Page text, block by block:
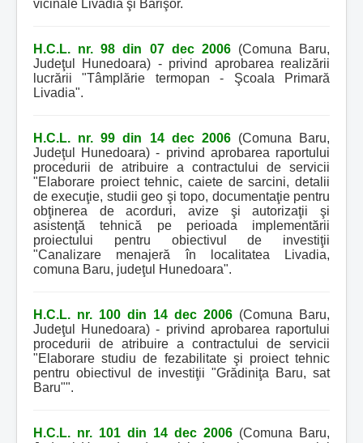
vicinale Livadia şi Bărişor.
H.C.L. nr. 98 din 07 dec 2006(Comuna Baru,
Judeţul Hunedoara) - privind aprobarea realizării
lucrării "Tâmplărie termopan - Şcoala Primară
Livadia".
H.C.L. nr. 99 din 14 dec 2006(Comuna Baru,
Judeţul Hunedoara) - privind aprobarea raportului
procedurii de atribuire a contractului de servicii
"Elaborare proiect tehnic, caiete de sarcini, detalii
de execuţie, studii geo şi topo, documentaţie pentru
obţinerea de acorduri, avize şi autorizaţii şi
asistenţă tehnică pe perioada implementării
proiectului pentru obiectivul de investiţii
"Canalizare menajeră în localitatea Livadia,
comuna Baru, judeţul Hunedoara".
H.C.L. nr. 100 din 14 dec 2006 (Comuna Baru,
Judeţul Hunedoara) - privind aprobarea raportului
procedurii de atribuire a contractului de servicii
"Elaborare studiu de fezabilitate şi proiect tehnic
pentru obiectivul de investiţii "Grădiniţa Baru, sat
Baru"".
H.C.L. nr. 101 din 14 dec 2006 (Comuna Baru,